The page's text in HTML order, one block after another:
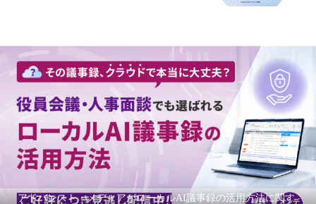
アドバンスト・メディアがローカルAI議事録の活用方法に関す